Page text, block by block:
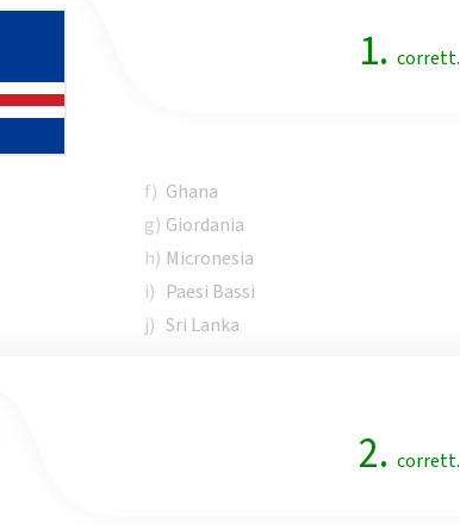
1. corrett.
f) Ghana
g) Giordania
h) Micronesia
i) Paesi Bassi
j) Sri Lanka
2. corrett.